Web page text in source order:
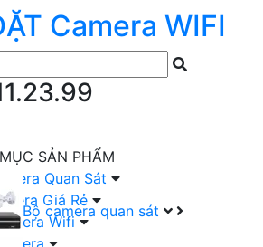
Camera WIFI
SẢN PHẨM
Bộ camera quan sát
Quan Sát
Giá Rẻ
Wifi